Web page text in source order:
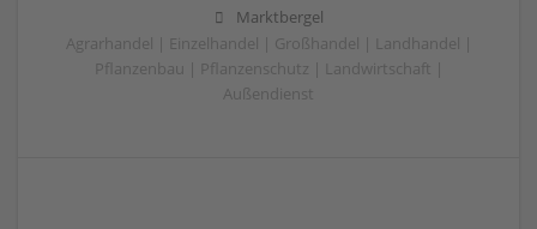
Marktbergel
Agrarhandel | Einzelhandel | Großhandel | Landhandel |
Pflanzenbau | Pflanzenschutz | Landwirtschaft |
Außendienst